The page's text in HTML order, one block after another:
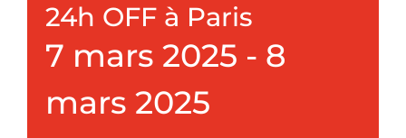
24h OFF à Paris
7 mars 2025 - 8
mars 2025